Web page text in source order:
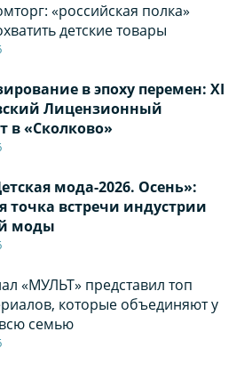
«российская полка»
детские товары
в эпоху перемен: XI
Лицензионный
в «Сколково»
мода-2026. Осень»:
точка встречи индустрии
моды
«МУЛЬТ» представил топ
которые объединяют у
семью